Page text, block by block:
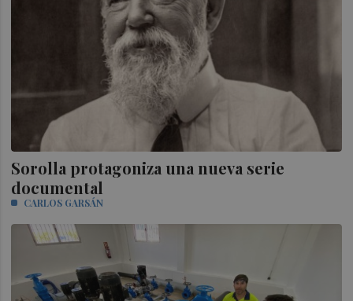
Sorolla protagoniza una nueva serie
documental
CARLOS GARSÁN